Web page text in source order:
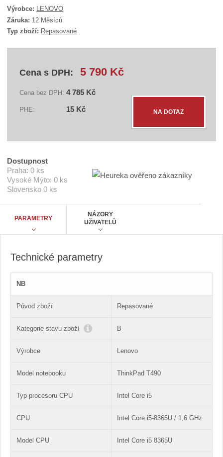
K
ó
d
d
d
L
L
e
n
T
4
Výrobce:
LENOVO
Záruka: 12 Měsíců
Typ zboží: Repasované
Cena s DPH: 5 790 Kč
Cena bez DPH: 4 785 Kč
PHE: 15 Kč
o
NA DOTAZ
Dostupnost
Praha: 0 ks
Vysoké Mýto: 0 ks
Slovensko 0 ks
PARAMETRY
NÁZORY
UŽIVATELŮ
Technické parametry
NB
Původ zboží Repasované
Kategorie stavu zboží B
Výrobce Lenovo
Model notebooku ThinkPad T490
Typ procesoru CPU Intel Core i5
CPU Intel Core i5-8365U / 1,6 GHz
Model CPU Intel Core i5 8365U